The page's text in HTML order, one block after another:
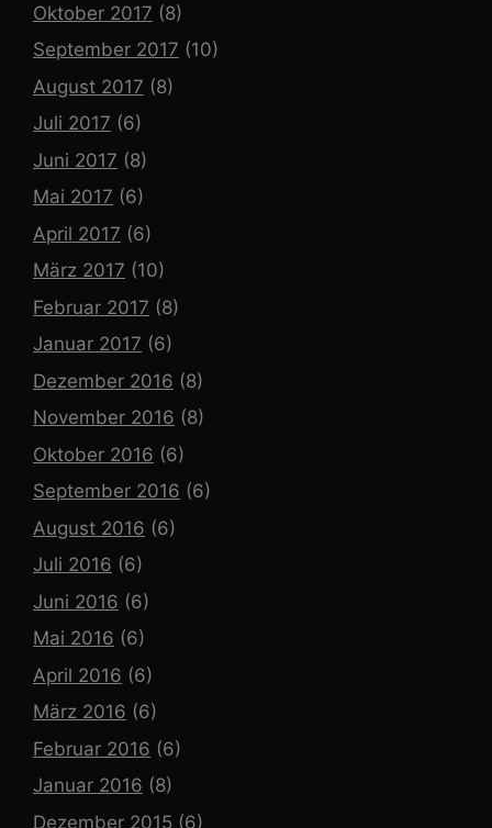
Oktober 2017 (8)
September 2017 (10)
August 2017 (8)
Juli 2017 (6)
Juni 2017 (8)
Mai 2017 (6)
April 2017 (6)
März 2017 (10)
Februar 2017 (8)
Januar 2017 (6)
Dezember 2016 (8)
November 2016 (8)
Oktober 2016 (6)
September 2016 (6)
August 2016 (6)
Juli 2016 (6)
Juni 2016 (6)
Mai 2016 (6)
April 2016 (6)
März 2016 (6)
Februar 2016 (6)
Januar 2016 (8)
Dezember 2015 (6)